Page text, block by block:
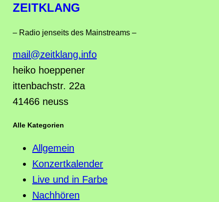
ZEITKLANG
– Radio jenseits des Mainstreams –
mail@zeitklang.info
heiko hoeppener
ittenbachstr. 22a
41466 neuss
Alle Kategorien
Allgemein
Konzertkalender
Live und in Farbe
Nachhören